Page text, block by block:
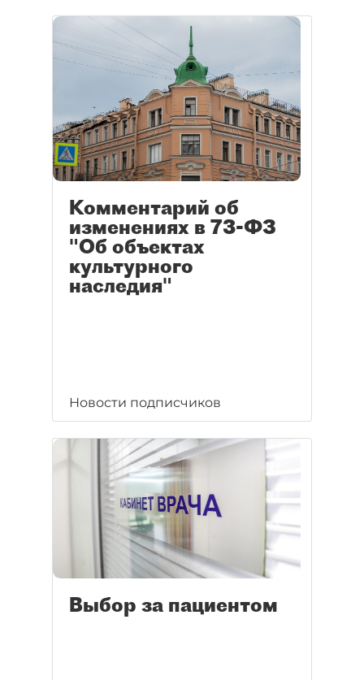
Комментарий об
изменениях в 73-ФЗ
"Об объектах
культурного
наследия"
Новости подписчиков
Выбор за пациентом